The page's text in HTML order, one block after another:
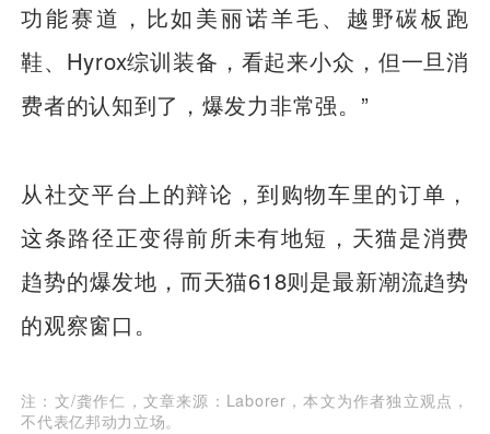
功能赛道，比如美丽诺羊毛、越野碳板跑
鞋、Hyrox综训装备，看起来小众，但一旦消
费者的认知到了，爆发力非常强。”
从社交平台上的辩论，到购物车里的订单，
这条路径正变得前所未有地短，天猫是消费
趋势的爆发地，而天猫618则是最新潮流趋势
的观察窗口。
注：文/龚作仁，文章来源：Laborer，本文为作者独立观点，
不代表亿邦动力立场。